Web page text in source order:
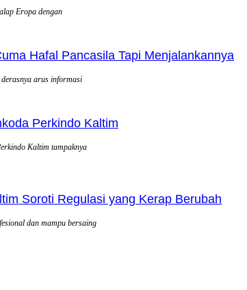
Eropa dengan
Hafal Pancasila Tapi Menjalankannya
derasnya arus informasi
Perkindo Kaltim
Kaltim tampaknya
Soroti Regulasi yang Kerap Berubah
dan mampu bersaing